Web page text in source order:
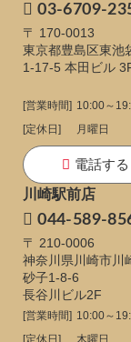
03-6709-
〒 170-0013
東京都豊島区東池
1-17-5 本田ビル
[営業時間] 10:00～
[定休日]
月曜日
電話する
川崎駅前店
044-589-
〒 210-0006
神奈川県川崎市川
砂子1-8-6
長谷川ビル2F
[営業時間] 10:00～
[定休日]
木曜日